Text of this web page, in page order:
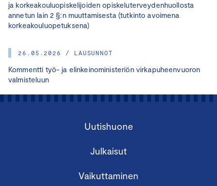
ja korkeakouluopiskelijoiden opiskeluterveydenhuollosta
annetun lain 2 §:n muuttamisesta (tutkinto avoimena
korkeakouluopetuksena)
26.05.2026 / LAUSUNNOT
Kommentti työ- ja elinkeinoministeriön virkapuheenvuoron
valmisteluun
Uutishuone
Julkaisut
Vaikuttaminen